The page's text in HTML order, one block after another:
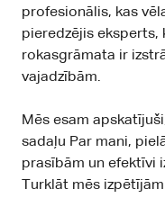
profesionālis, kas
pieredzējis eksperts,
rokasgrāmata ir
vajadzībām.
Mēs esam
sadaļu Par mani,
prasībām un efektīvi
Turklāt mēs